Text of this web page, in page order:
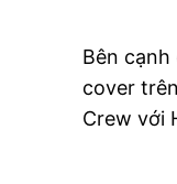
Bên
cover
Crew với